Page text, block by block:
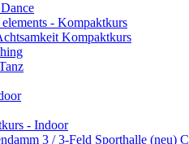
- Kompaktkurs
Kompaktkurs
- Indoor
3 / 3-Feld Sporthalle (neu) C